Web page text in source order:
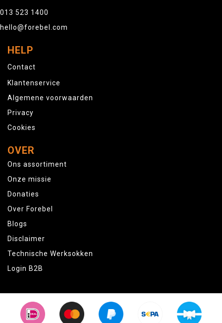
013 523 1400
hello@forebel.com
HELP
Contact
Klantenservice
Algemene voorwaarden
Privacy
Cookies
OVER
Ons assortiment
Onze missie
Donaties
Over Forebel
Blogs
Disclaimer
Technische Werksokken
Login B2B